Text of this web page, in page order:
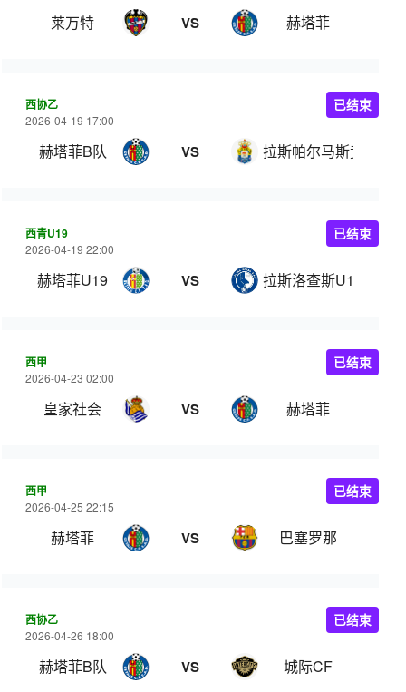
莱万特 VS 赫塔菲
西协乙
2026-04-19 17:00
赫塔菲B队 VS 拉斯帕尔马斯竞技
已结束
西青U19
2026-04-19 22:00
赫塔菲U19 VS 拉斯洛查斯U19
已结束
西甲
2026-04-23 02:00
皇家社会 VS 赫塔菲
已结束
西甲
2026-04-25 22:15
赫塔菲 VS 巴塞罗那
已结束
西协乙
2026-04-26 18:00
赫塔菲B队 VS 城际CF
已结束